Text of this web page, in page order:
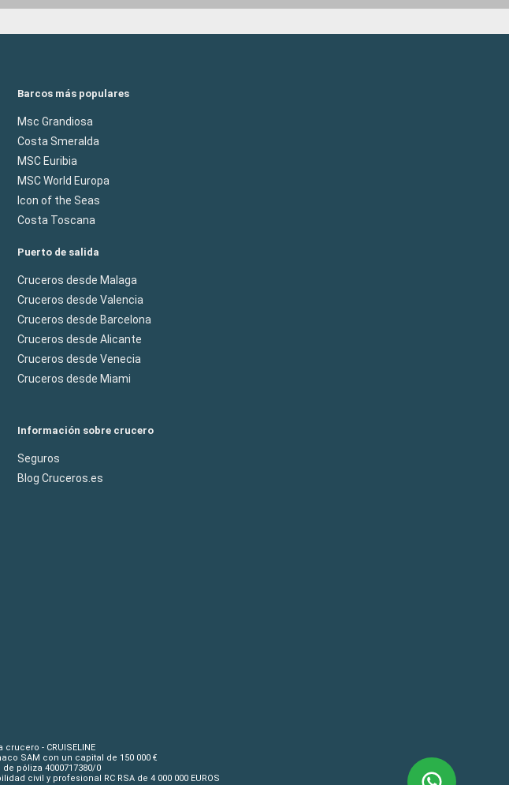
Barcos más populares
Msc Grandiosa
Costa Smeralda
MSC Euribia
MSC World Europa
Icon of the Seas
Costa Toscana
Puerto de salida
Cruceros desde Malaga
Cruceros desde Valencia
Cruceros desde Barcelona
Cruceros desde Alicante
Cruceros desde Venecia
Cruceros desde Miami
Información sobre crucero
Seguros
Blog Cruceros.es
- CRUISELINE
SAM con un capital de 150 000 €
póliza 4000717380/0
civil y profesional RC RSA de 4 000 000 EUROS